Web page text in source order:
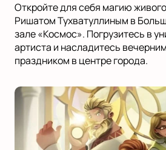
Откройте для себя магию
Ришатом Тухватуллиным в
зале «Космос». Погрузитесь в
артиста и насладитесь
праздником в центре города.